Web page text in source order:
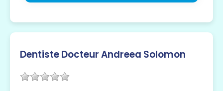
Dentiste Docteur Andreea Solomon